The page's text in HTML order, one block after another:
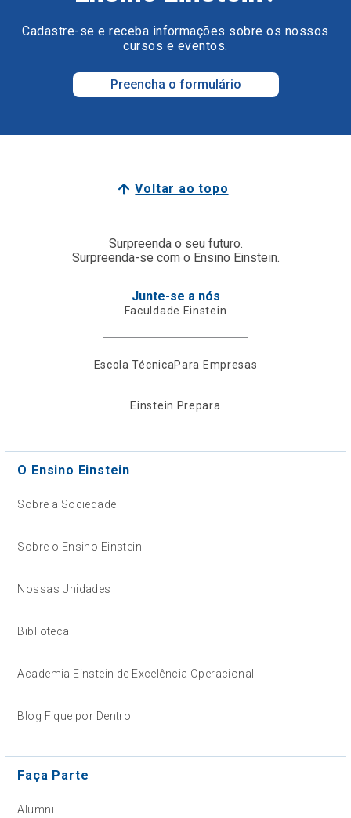
Cadastre-se e receba informações sobre os nossos
cursos e eventos.
Preencha o formulário
Voltar ao topo
Surpreenda o seu futuro.
Surpreenda-se com o Ensino Einstein.
Junte-se a nós
Faculdade Einstein
Escola TécnicaPara Empresas
Einstein Prepara
O Ensino Einstein
Sobre a Sociedade
Sobre o Ensino Einstein
Nossas Unidades
Biblioteca
Academia Einstein de Excelência Operacional
Blog Fique por Dentro
Faça Parte
Alumni